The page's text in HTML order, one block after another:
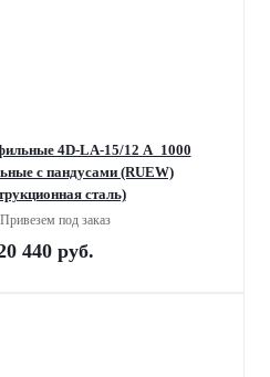
4D-LA-15/12 А_1000
с пандусами (RUEW)
сталь)
Привезем под заказ
440 руб.